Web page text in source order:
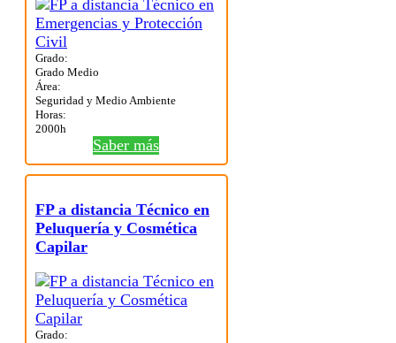
Grado:
Grado Medio
Área:
Seguridad y Medio Ambiente
Horas:
2000h
Saber más
FP a distancia Técnico en
Peluquería y Cosmética
Capilar
Grado: